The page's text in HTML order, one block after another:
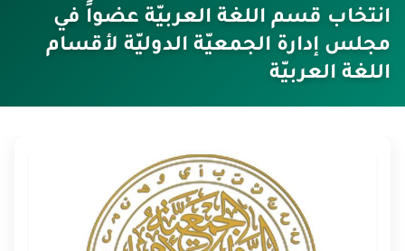
انتخاب قسم اللغة العربيّة عضواً في
مجلس إدارة الجمعيّة الدوليّة لأقسام
اللغة العربيّة